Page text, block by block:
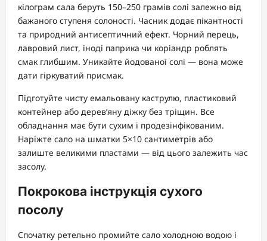
кілограм сала беруть 150–250 грамів солі залежно від
бажаного ступеня солоності. Часник додає пікантності
та природний антисептичний ефект. Чорний перець,
лавровий лист, іноді паприка чи коріандр роблять
смак глибшим. Уникайте йодованої солі — вона може
дати гіркуватий присмак.
Підготуйте чисту емальовану каструлю, пластиковий
контейнер або дерев’яну діжку без тріщин. Все
обладнання має бути сухим і продезінфікованим.
Наріжте сало на шматки 5×10 сантиметрів або
залиште великими пластами — від цього залежить час
засолу.
Покрокова інструкція сухого
посолу
Спочатку ретельно промийте сало холодною водою і